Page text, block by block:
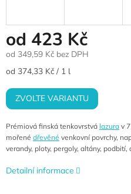
od 423 Kč
od 349,59 Kč bez DPH
Měrná
od 374,33 Kč / 1 l
ZVOLTE VARIANTU
Prémiová finská tenkovrstvá lazura v
mořené dřevěné venkovní povrchy,
verandy, ploty, pergoly, altány, podbití,
Detailní informace